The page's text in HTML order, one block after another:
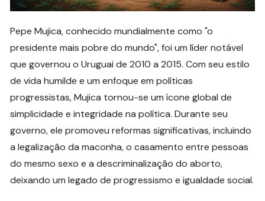
Pepe Mujica, conhecido mundialmente como "o
presidente mais pobre do mundo", foi um líder notável
que governou o Uruguai de 2010 a 2015. Com seu estilo
de vida humilde e um enfoque em políticas
progressistas, Mujica tornou-se um ícone global de
simplicidade e integridade na política. Durante seu
governo, ele promoveu reformas significativas, incluindo
a legalização da maconha, o casamento entre pessoas
do mesmo sexo e a descriminalização do aborto,
deixando um legado de progressismo e igualdade social.